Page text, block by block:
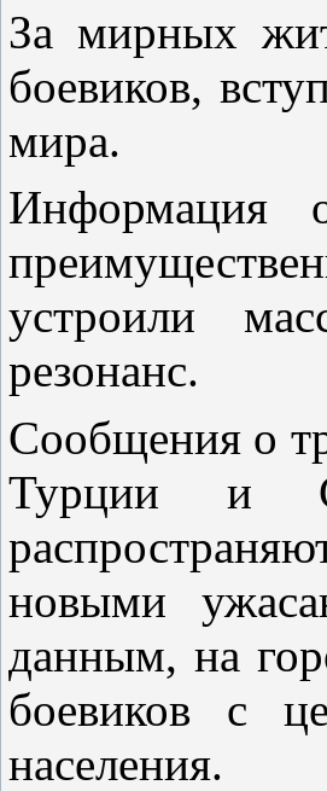
За мирных
боевиков,
мира.
Информация
устроили
резонанс.
Сообщения о
Турции и
новыми
данным, на
боевиков с
населения.